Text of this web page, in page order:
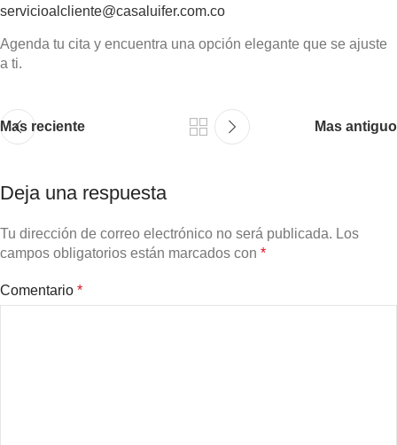
servicioalcliente@casaluifer.com.co
Agenda tu cita y encuentra una opción elegante que se ajuste
a ti.
Mas reciente Mas antiguo
Deja una respuesta
Tu dirección de correo electrónico no será publicada. Los
campos obligatorios están marcados con *
Comentario *